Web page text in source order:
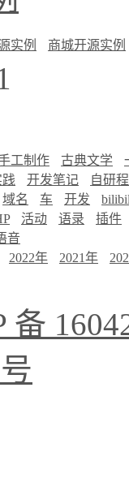
实例 商城开源实例
工制作 古典文学
开发笔记
自研
域名 车 开发
活动 语录
插件
音
2022年 2021年
备